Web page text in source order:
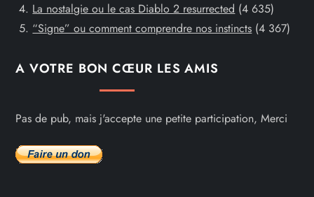
La nostalgie ou le cas Diablo 2 resurrected (4 635)
“Signe” ou comment comprendre nos instincts (4 367)
A VOTRE BON CŒUR LES AMIS
Pas de pub, mais j'accepte une petite participation, Merci